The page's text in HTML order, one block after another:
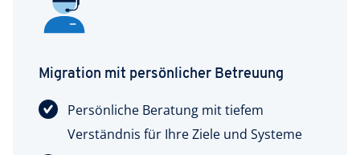
Migration mit persönlicher Betreuung
Persönliche Beratung mit tiefem
Verständnis für Ihre Ziele und Systeme